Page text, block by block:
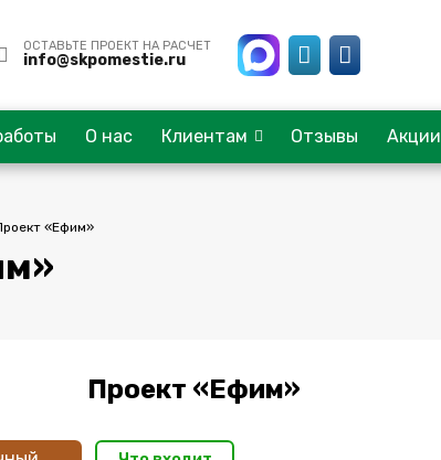
ОСТАВЬТЕ ПРОЕКТ НА РАСЧЕТ
info@skpomestie.ru
О нас Клиентам Отзывы Акции
«Ефим»
Проект «Ефим»